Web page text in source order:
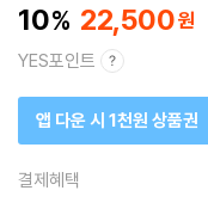
10 22,500
YES포인트
앱 다운 시 1천원 상품권
결제혜택